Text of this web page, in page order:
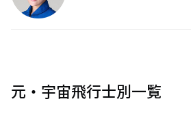
元・宇宙飛行士別一覧